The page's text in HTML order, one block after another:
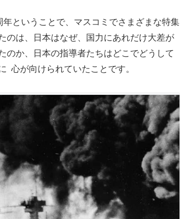
ということで、マスコミでさまざまな特集
のは、日本はなぜ、国力にあれだけ大差が
のか、日本の指導者たちはどこでどうして
心が向けられていたことです。